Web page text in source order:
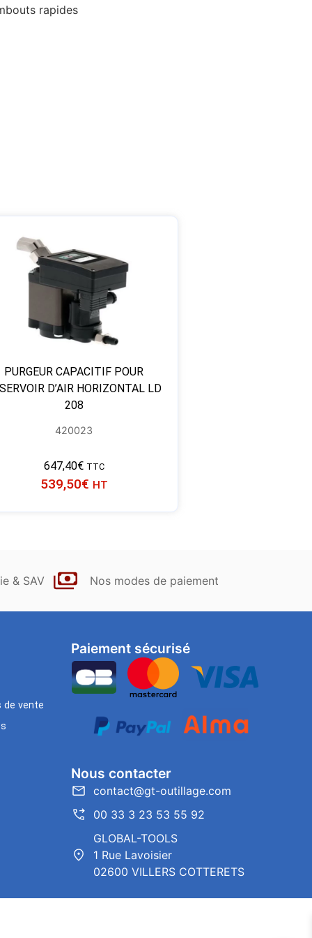
rapides
PURGEUR CAPACITIF POUR
D’AIR HORIZONTAL LD
208
420023
647,40€ TTC
539,50€ HT
& SAV Nos modes de paiement
de vente
Paiement sécurisé
Nous contacter
contact@gt-outillage.com
00 33 3 23 53 55 92
GLOBAL-TOOLS
1 Rue Lavoisier
02600 VILLERS COTTERETS